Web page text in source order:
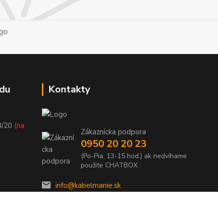
20 (na
Kontakty
Zákaznícka podpora
0950 20 20 23
(Po-Pia, 13-15 hod.) ak nedvíhame
použite CHATBOX
info@kabelmanie.sk